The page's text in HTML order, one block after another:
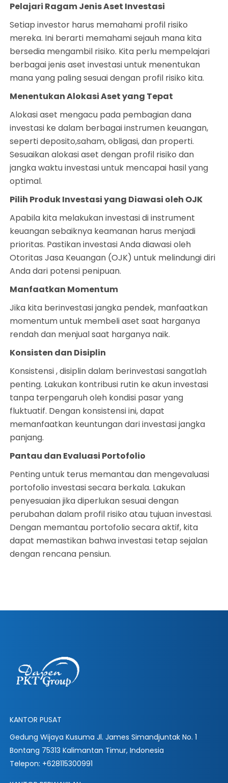
Pelajari Ragam Jenis Aset Investasi
Setiap investor harus memahami profil risiko
mereka. Ini berarti memahami sejauh mana kita
bersedia mengambil risiko. Kita perlu mempelajari
berbagai jenis aset investasi untuk menentukan
mana yang paling sesuai dengan profil risiko kita.
Menentukan Alokasi Aset yang Tepat
Alokasi aset mengacu pada pembagian dana
investasi ke dalam berbagai instrumen keuangan,
seperti deposito,saham, obligasi, dan properti.
Sesuaikan alokasi aset dengan profil risiko dan
jangka waktu investasi untuk mencapai hasil yang
optimal.
Pilih Produk Investasi yang Diawasi oleh OJK
Apabila kita melakukan investasi di instrument
keuangan sebaiknya keamanan harus menjadi
prioritas. Pastikan investasi Anda diawasi oleh
Otoritas Jasa Keuangan (OJK) untuk melindungi diri
Anda dari potensi penipuan.
Manfaatkan Momentum
Jika kita berinvestasi jangka pendek, manfaatkan
momentum untuk membeli aset saat harganya
rendah dan menjual saat harganya naik.
Konsisten dan Disiplin
Konsistensi , disiplin dalam berinvestasi sangatlah
penting. Lakukan kontribusi rutin ke akun investasi
tanpa terpengaruh oleh kondisi pasar yang
fluktuatif. Dengan konsistensi ini, dapat
memanfaatkan keuntungan dari investasi jangka
panjang.
Pantau dan Evaluasi Portofolio
Penting untuk terus memantau dan mengevaluasi
portofolio investasi secara berkala. Lakukan
penyesuaian jika diperlukan sesuai dengan
perubahan dalam profil risiko atau tujuan investasi.
Dengan memantau portofolio secara aktif, kita
dapat memastikan bahwa investasi tetap sejalan
dengan rencana pensiun.
KANTOR PUSAT
Gedung Wijaya Kusuma Jl. James Simandjuntak No. 1
Bontang 75313 Kalimantan Timur, Indonesia
Telepon: +628115300991